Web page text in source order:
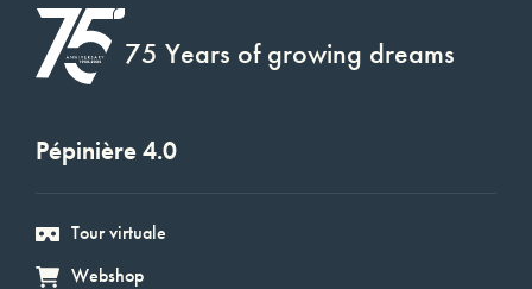
75 Years of growing dreams
Pépinière 4.0
Tour virtuale
Webshop